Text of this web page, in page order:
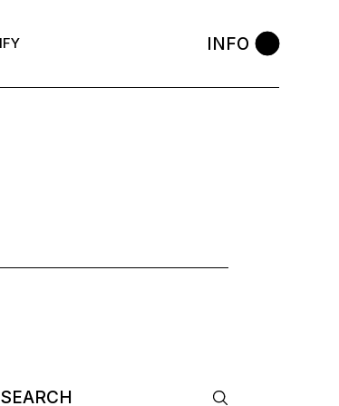
INFO
Search